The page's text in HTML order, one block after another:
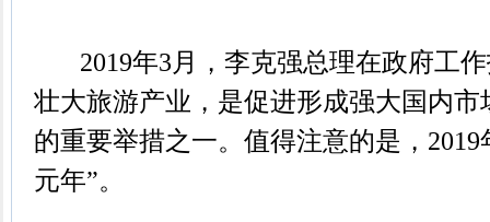
2019年3月，李克强总理在政府工作
壮大旅游产业，是促进形成强大国内
的重要举措之一。值得注意的是，
元年”。